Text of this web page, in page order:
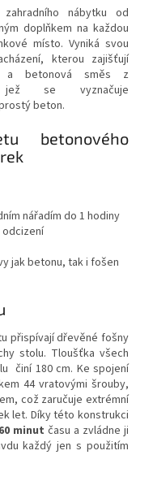
nábytku od
doplňkem na každou
místo. Vyniká svou
kterou zajišťují
betonová směs z
se vyznačuje
beton.
betonového
nářadím do 1 hodiny
odcizení
jak betonu, tak i fošen
přispívají dřevěné fošny
stolu. Tloušťka všech
činí 180 cm. Ke spojení
44 vratovými šrouby,
což zaručuje extrémní
let. Díky této konstrukci
60 minut času a zvládne ji
každý jen s použitím